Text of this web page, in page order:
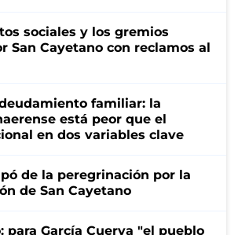
sociales y los gremios
San Cayetano con reclamos al
familiar: la
está peor que el
en dos variables clave
de la peregrinación por la
de San Cayetano
para García Cuerva "el pueblo